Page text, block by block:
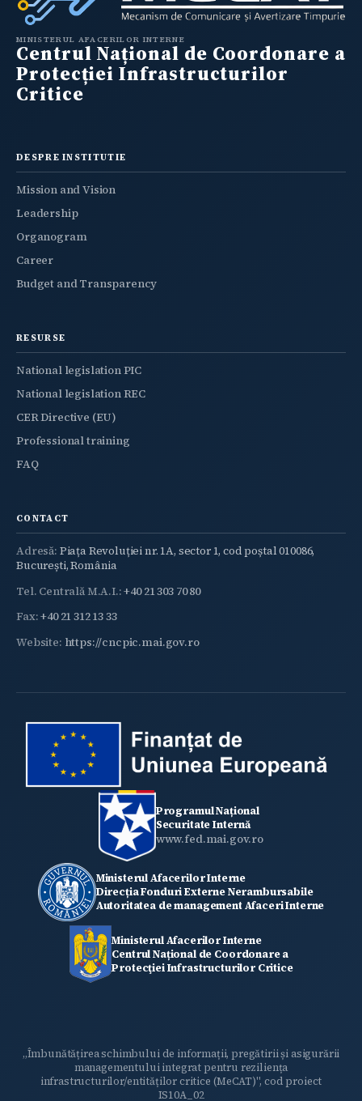
MINISTERUL AFACERILOR INTERNE
Centrul Național de Coordonare a
Protecției Infrastructurilor
Critice
DESPRE INSTITUTIE
Mission and Vision
Leadership
Organogram
Career
Budget and Transparency
RESURSE
National legislation PIC
National legislation REC
CER Directive (EU)
Professional training
FAQ
CONTACT
Adresă: Piața Revoluției nr. 1A, sector 1, cod poștal 010086,
București, România
Tel. Centrală M.A.I.:+40 21 303 70 80
Fax:+40 21 312 13 33
Website: https://cncpic.mai.gov.ro
Programul Național
Securitate Internă
www.fed.mai.gov.ro
Ministerul Afacerilor Interne
Direcția Fonduri Externe Nerambursabile
Autoritatea de management Afaceri Interne
Ministerul Afacerilor Interne
Centrul Național de Coordonare a
Protecţiei Infrastructurilor Critice
„Îmbunătățirea schimbului de informații, pregătirii și asigurării
managementului integrat pentru reziliența
infrastructurilor/entităților critice (MeCAT)", cod proiect
IS10A_02